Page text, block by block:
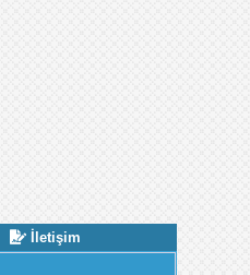
İletişim